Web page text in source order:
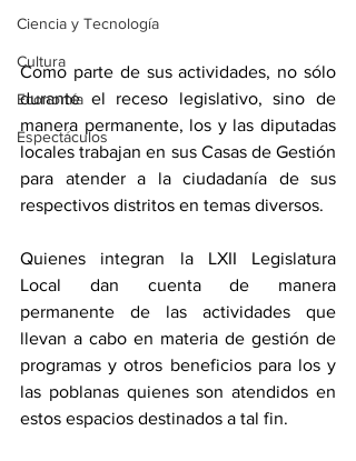
Ciencia y Tecnología
Cultura
Economía
Espectáculos
Como parte de sus actividades, no sólo
durante el receso legislativo, sino de
manera permanente, los y las diputadas
locales trabajan en sus Casas de Gestión
para atender a la ciudadanía de sus
respectivos distritos en temas diversos.
Quienes integran la LXII Legislatura
Local dan cuenta de manera
permanente de las actividades que
llevan a cabo en materia de gestión de
programas y otros beneficios para los y
las poblanas quienes son atendidos en
estos espacios destinados a tal fin.